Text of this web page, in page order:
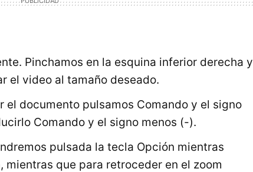
Pinchamos en la esquina inferior derecha y
el video al tamaño deseado.
el documento pulsamos Comando y el signo
Comando y el signo menos (-).
pulsada la tecla Opción mientras
mientras que para retroceder en el zoom